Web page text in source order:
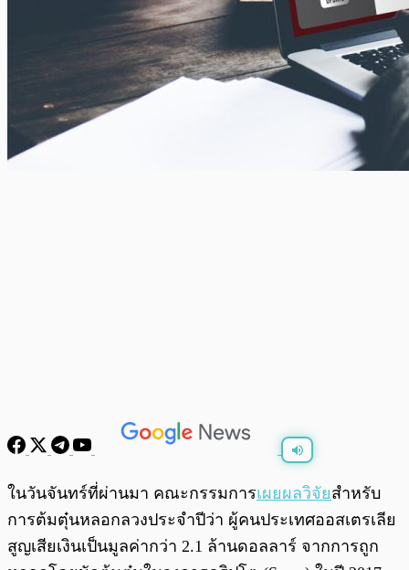
พร้อมเล่น 0:00 / 0:00
ในวันจันทร์ที่ผ่านมา คณะกรรมการเผยผลวิจัยสำหรับ
การต้มตุ๋นหลอกลวงประจำปีว่า ผู้คนประเทศออสเตรเลีย
สูญเสียเงินเป็นมูลค่ากว่า 2.1 ล้านดอลลาร์ จากการถูก